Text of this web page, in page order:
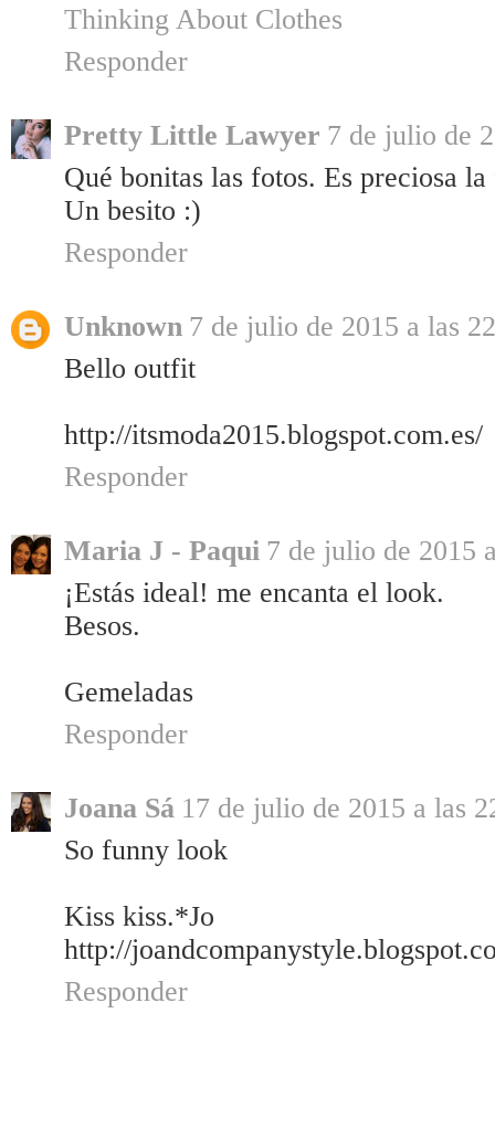
Thinking About Clothes
Responder
Pretty Little Lawyer 7 de julio de
Qué bonitas las fotos. Es preciosa
Un besito :)
Responder
Unknown 7 de julio de 2015 a las
Bello outfit
http://itsmoda2015.blogspot.com.es/
Responder
Maria J - Paqui 7 de julio de 2015
¡Estás ideal! me encanta el look.
Besos.
Gemeladas
Responder
Joana Sá 17 de julio de 2015 a las
So funny look
Kiss kiss.*Jo
http://
Responder